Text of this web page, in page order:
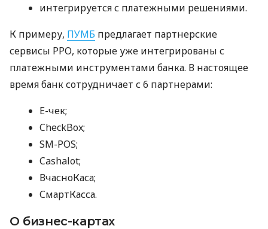
интегрируется с платежными решениями.
К примеру, ПУМБ предлагает партнерские
сервисы РРО, которые уже интегрированы с
платежными инструментами банка. В настоящее
время банк сотрудничает с 6 партнерами:
E-чек;
CheckBox;
SM-POS;
Cashalot;
ВчасноКаса;
СмартКасса.
О бизнес-картах